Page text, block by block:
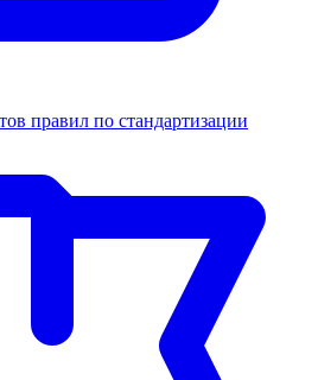
правил по стандартизации